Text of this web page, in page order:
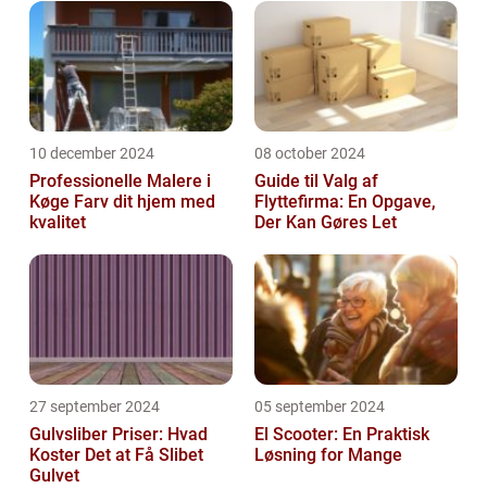
10 december 2024
Professionelle Malere i
Køge Farv dit hjem med
kvalitet
08 october 2024
Guide til Valg af
Flyttefirma: En Opgave,
Der Kan Gøres Let
27 september 2024
Gulvsliber Priser: Hvad
Koster Det at Få Slibet
Gulvet
05 september 2024
El Scooter: En Praktisk
Løsning for Mange